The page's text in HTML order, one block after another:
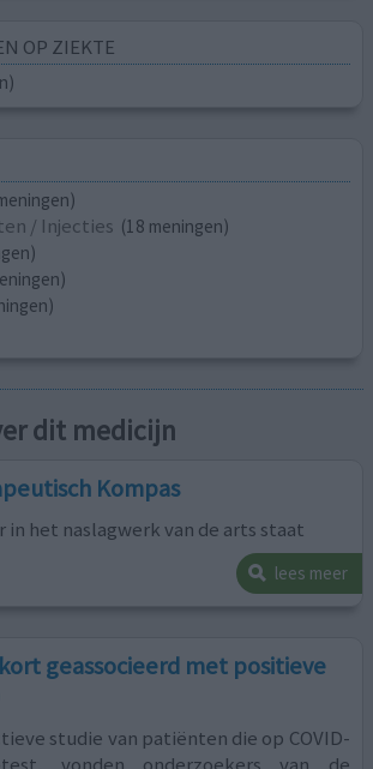
OP ZIEKTE
/ Injecties (18 meningen)
dit medicijn
Kompas
in het naslagwerk van de arts staat
lees meer
geassocieerd met positieve
studie van patiënten die op COVID-